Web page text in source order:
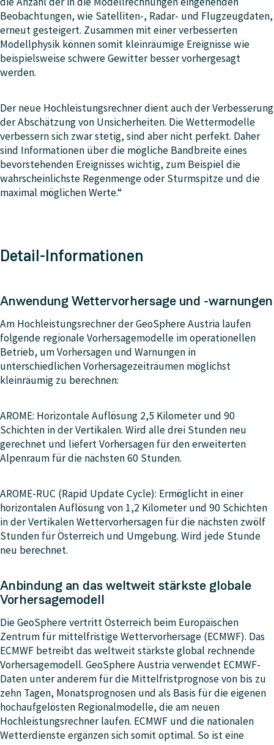
Beobachtungen, wie Satelliten-, Radar- und Flugzeugdaten,
erneut gesteigert. Zusammen mit einer verbesserten
Modellphysik können somit kleinräumige Ereignisse wie
beispielsweise schwere Gewitter besser vorhergesagt
werden.
Der neue Hochleistungsrechner dient auch der Verbesserung
der Abschätzung von Unsicherheiten. Die Wettermodelle
verbessern sich zwar stetig, sind aber nicht perfekt. Daher
sind Informationen über die mögliche Bandbreite eines
bevorstehenden Ereignisses wichtig, zum Beispiel die
wahrscheinlichste Regenmenge oder Sturmspitze und die
maximal möglichen Werte.“
Detail-Informationen
Anwendung Wettervorhersage und -warnungen
Am Hochleistungsrechner der GeoSphere Austria laufen
folgende regionale Vorhersagemodelle im operationellen
Betrieb, um Vorhersagen und Warnungen in
unterschiedlichen Vorhersagezeiträumen möglichst
kleinräumig zu berechnen:
AROME: Horizontale Auflösung 2,5 Kilometer und 90
Schichten in der Vertikalen. Wird alle drei Stunden neu
gerechnet und liefert Vorhersagen für den erweiterten
Alpenraum für die nächsten 60 Stunden.
AROME-RUC (Rapid Update Cycle): Ermöglicht in einer
horizontalen Auflösung von 1,2 Kilometer und 90 Schichten
in der Vertikalen Wettervorhersagen für die nächsten zwölf
Stunden für Österreich und Umgebung. Wird jede Stunde
neu berechnet.
Anbindung an das weltweit stärkste globale
Vorhersagemodell
Die GeoSphere vertritt Österreich beim Europäischen
Zentrum für mittelfristige Wettervorhersage (ECMWF). Das
ECMWF betreibt das weltweit stärkste global rechnende
Vorhersagemodell. GeoSphere Austria verwendet ECMWF-
Daten unter anderem für die Mittelfristprognose von bis zu
zehn Tagen, Monatsprognosen und als Basis für die eigenen
hochaufgelösten Regionalmodelle, die am neuen
Hochleistungsrechner laufen. ECMWF und die nationalen
Wetterdienste ergänzen sich somit optimal. So ist eine